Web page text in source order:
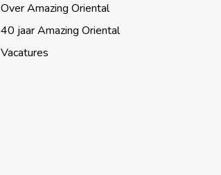
Over Amazing Oriental
40 jaar Amazing Oriental
Vacatures